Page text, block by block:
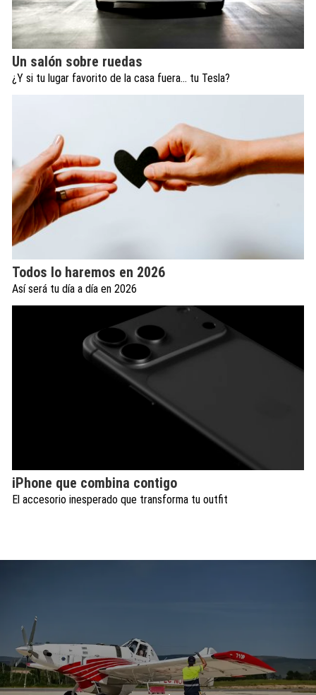
Un salón sobre ruedas
¿Y si tu lugar favorito de la casa fuera… tu Tesla?
Todos lo haremos en 2026
Así será tu día a día en 2026
iPhone que combina contigo
El accesorio inesperado que transforma tu outfit